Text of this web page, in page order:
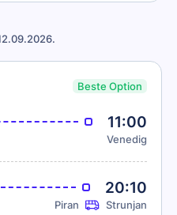
Beste Option
11:00
Venedig
20:10
Piran Strunjan